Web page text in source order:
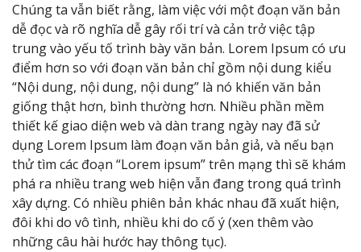
Chúng ta vẫn biết rằng, làm việc với một đoạn văn bản
dễ đọc và rõ nghĩa dễ gây rối trí và cản trở việc tập
trung vào yếu tố trình bày văn bản. Lorem Ipsum có ưu
điểm hơn so với đoạn văn bản chỉ gồm nội dung kiểu
“Nội dung, nội dung, nội dung” là nó khiến văn bản
giống thật hơn, bình thường hơn. Nhiều phần mềm
thiết kế giao diện web và dàn trang ngày nay đã sử
dụng Lorem Ipsum làm đoạn văn bản giả, và nếu bạn
thử tìm các đoạn “Lorem ipsum” trên mạng thì sẽ khám
phá ra nhiều trang web hiện vẫn đang trong quá trình
xây dựng. Có nhiều phiên bản khác nhau đã xuất hiện,
đôi khi do vô tình, nhiều khi do cố ý (xen thêm vào
những câu hài hước hay thông tục).